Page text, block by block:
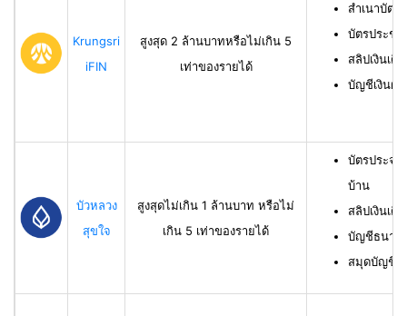
Krungsri
iFIN
สูงสุด 2 ล้านบาทหรือไม่เกิน 5
เท่าของรายได้
สำเนาบัตร
บัตรประช
สลิปเงินเดื
บัญชีเงินฝา
บัวหลวง
สุขใจ
สูงสุดไม่เกิน 1 ล้านบาท หรือไม่
เกิน 5 เท่าของรายได้
บัตรประจำ
บ้าน
สลิปเงินเดื
บัญชีธนาคา
สมุดบัญชีธ